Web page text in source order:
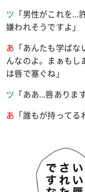
ツ 「男性がこれを…
嫌われそうですよ」
あ 「あんたも学ば
んなのよ。まぁもし
は唇で塞ぐね」
ツ 「ああ…唇ありま
あ 「誰もが持ってる